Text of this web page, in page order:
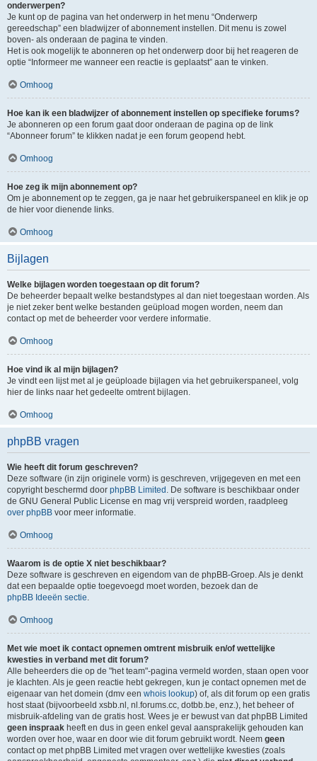
onderwerpen?
Je kunt op de pagina van het onderwerp in het menu “Onderwerp
gereedschap” een bladwijzer of abonnement instellen. Dit menu is zowel
boven- als onderaan de pagina te vinden.
Het is ook mogelijk te abonneren op het onderwerp door bij het reageren de
optie “Informeer me wanneer een reactie is geplaatst” aan te vinken.
Omhoog
Hoe kan ik een bladwijzer of abonnement instellen op specifieke forums?
Je abonneren op een forum gaat door onderaan de pagina op de link
“Abonneer forum” te klikken nadat je een forum geopend hebt.
Omhoog
Hoe zeg ik mijn abonnement op?
Om je abonnement op te zeggen, ga je naar het gebruikerspaneel en klik je op
de hier voor dienende links.
Omhoog
Bijlagen
Welke bijlagen worden toegestaan op dit forum?
De beheerder bepaalt welke bestandstypes al dan niet toegestaan worden. Als
je niet zeker bent welke bestanden geüpload mogen worden, neem dan
contact op met de beheerder voor verdere informatie.
Omhoog
Hoe vind ik al mijn bijlagen?
Je vindt een lijst met al je geüploade bijlagen via het gebruikerspaneel, volg
hier de links naar het gedeelte omtrent bijlagen.
Omhoog
phpBB vragen
Wie heeft dit forum geschreven?
Deze software (in zijn originele vorm) is geschreven, vrijgegeven en met een
copyright beschermd door phpBB Limited . De software is beschikbaar onder
de GNU General Public License en mag vrij verspreid worden, raadpleeg
over phpBB voor meer informatie.
Omhoog
Waarom is de optie X niet beschikbaar?
Deze software is geschreven en eigendom van de phpBB-Groep. Als je denkt
dat een bepaalde optie toegevoegd moet worden, bezoek dan de
phpBB Ideeën sectie.
Omhoog
Met wie moet ik contact opnemen omtrent misbruik en/of wettelijke
kwesties in verband met dit forum?
Alle beheerders die op de "het team"-pagina vermeld worden, staan open voor
je klachten. Als je geen reactie hebt gekregen, kun je contact opnemen met de
eigenaar van het domein (dmv een whois lookup) of, als dit forum op een gratis
host staat (bijvoorbeeld xsbb.nl, nl.forums.cc, dotbb.be, enz.), het beheer of
misbruik-afdeling van de gratis host. Wees je er bewust van dat phpBB Limited
geen inspraak heeft en dus in geen enkel geval aansprakelijk gehouden kan
worden over hoe, waar en door wie dit forum gebruikt wordt. Neem geen
contact op met phpBB Limited met vragen over wettelijke kwesties (zoals